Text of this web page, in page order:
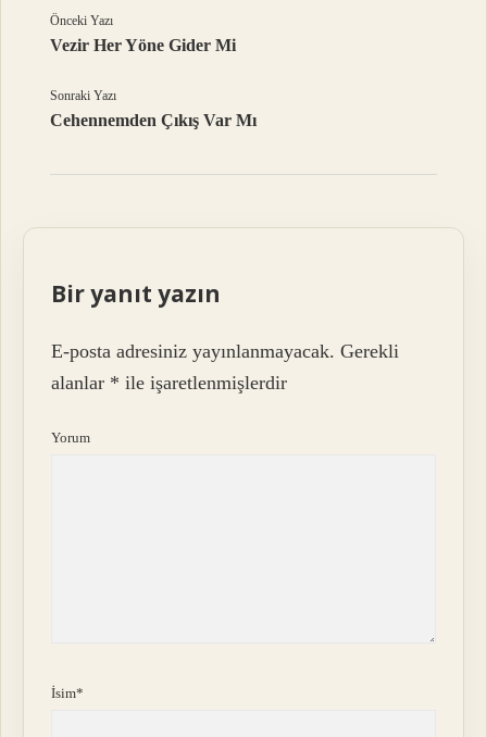
Önceki Yazı
Vezir Her Yöne Gider Mi
Sonraki Yazı
Cehennemden Çıkış Var Mı
Bir yanıt yazın
E-posta adresiniz yayınlanmayacak. Gerekli
alanlar * ile işaretlenmişlerdir
Yorum
İsim*